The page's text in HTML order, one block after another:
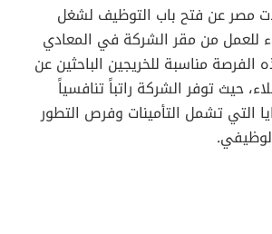
مصر عن فتح باب التوظيف لشغل
للعمل من مقر الشركة في المعادي
الفرصة مناسبة للخريجين الباحثين عن
حيث توفر الشركة راتباً تنافسياً
التي تشمل التأمينات وفرص التطور